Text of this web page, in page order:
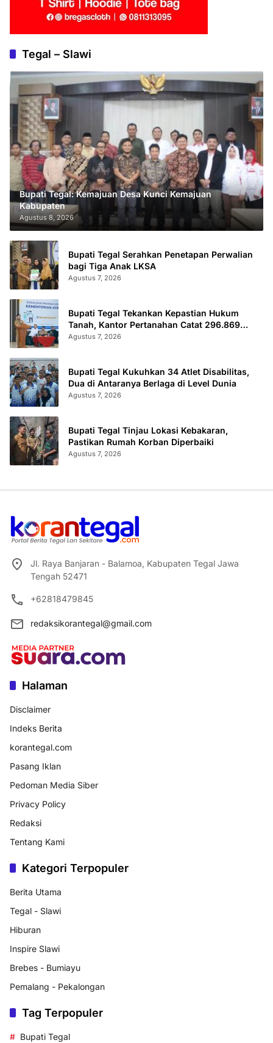
Tegal – Slawi
Bupati Tegal: Kemajuan Desa Kunci Kemajuan
Kabupaten
Agustus 8, 2026
Bupati Tegal Serahkan Penetapan Perwalian
bagi Tiga Anak LKSA
Agustus 7, 2026
Bupati Tegal Tekankan Kepastian Hukum
Tanah, Kantor Pertanahan Catat 296.869
Sertifikat Terbit
Agustus 7, 2026
Bupati Tegal Kukuhkan 34 Atlet Disabilitas,
Dua di Antaranya Berlaga di Level Dunia
Agustus 7, 2026
Bupati Tegal Tinjau Lokasi Kebakaran,
Pastikan Rumah Korban Diperbaiki
Agustus 7, 2026
Jl. Raya Banjaran - Balamoa, Kabupaten Tegal Jawa
Tengah 52471
+62818479845
redaksikorantegal@gmail.com
Halaman
Disclaimer
Indeks Berita
korantegal.com
Pasang Iklan
Pedoman Media Siber
Privacy Policy
Redaksi
Tentang Kami
Kategori Terpopuler
Berita Utama
Tegal - Slawi
Hiburan
Inspire Slawi
Brebes - Bumiayu
Pemalang - Pekalongan
Tag Terpopuler
Bupati Tegal